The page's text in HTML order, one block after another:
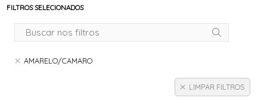
FILTROS SELECIONADOS
AMARELO/CAMARO
LIMPAR FILTROS